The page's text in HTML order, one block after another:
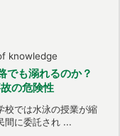
knowledge
でも溺れるのか？
の危険性
校では水泳の授業が縮
間に委託され ...